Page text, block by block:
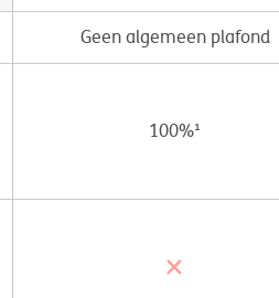
Geen algemeen plafond
100%¹